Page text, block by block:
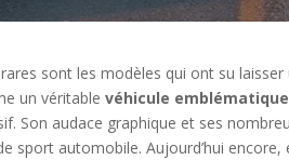
sont les modèles qui ont su
un véritablevéhicule emblématique
Son audace graphique et ses
sport automobile. Aujourd’hui